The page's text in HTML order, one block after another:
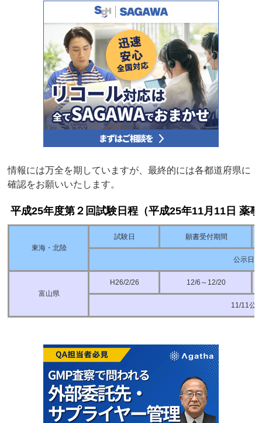
情報には万全を期していますが、最終的には各都道府県に
確認をお願いいたします。
平成25年度第２回試験日程（平成25年11月11日 薬
東海・北陸
試験日 願書受付期間
公示日他
富山県
H26/2/26 12/6～12/20
11/11公